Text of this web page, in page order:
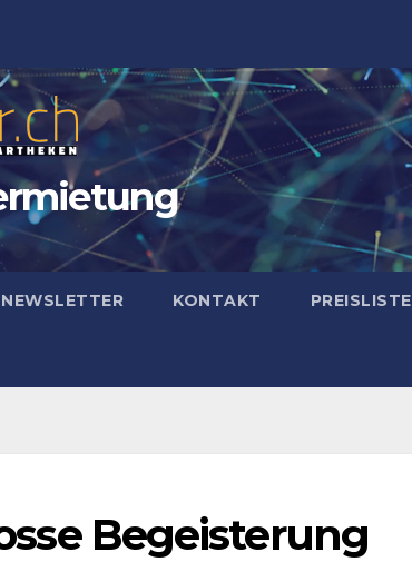
NEWSLETTER KONTAKT PREISLISTE
Begeisterung